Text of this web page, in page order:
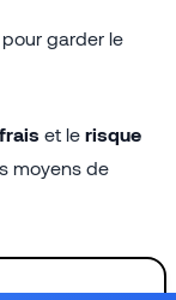
pour garder le
frais et le risque
moyens de